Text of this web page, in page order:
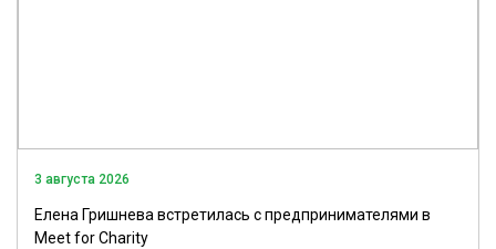
3 августа 2026
Елена Гришнева встретилась с предпринимателями в
Meet for Charity